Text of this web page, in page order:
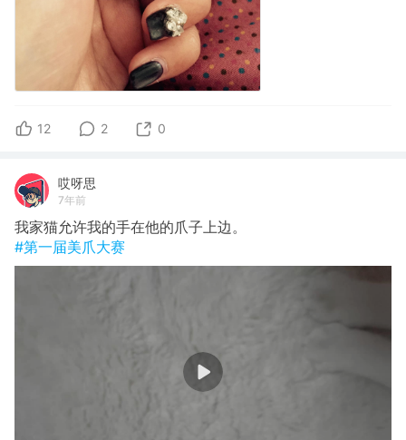
12 2 0
哎呀思
7年前
我家猫允许我的手在他的爪子上边。
#第一届美爪大赛